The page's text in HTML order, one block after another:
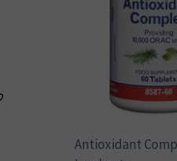
Antioxidant